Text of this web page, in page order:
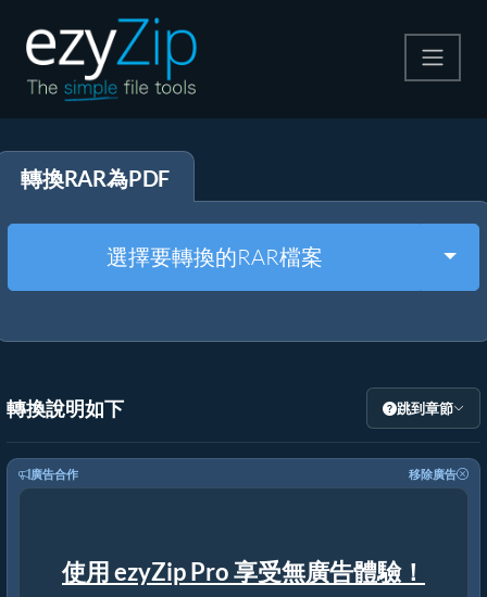
解壓縮
其他工具
轉換RAR為PDF
選擇要轉換的RAR檔案
轉換說明如下 跳到章節
廣告合作 移除廣告
使用 ezyZip Pro 享受無廣告體驗！